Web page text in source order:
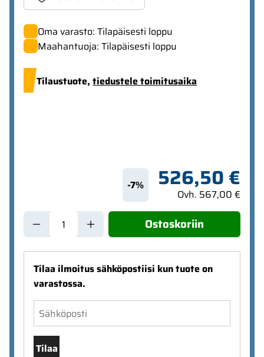
Oma varasto: Tilapäisesti loppu
Maahantuoja: Tilapäisesti loppu
Tilaustuote, tiedustele toimitusaika
-7% 526,50 €
Ovh. 567,00 €
Ostoskoriin
Tilaa ilmoitus sähköpostiisi kun tuote on
varastossa.
Tilaa